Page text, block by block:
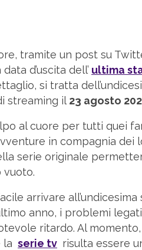
tramite un post su
d’uscita dell’ ultima
si tratta
streaming il 23 agosto
al cuore per tutti quei
in compagnia dei
serie originale
vuoto.
arrivare
anno, i problemi
ritardo. Al
la serie tv risulta essere